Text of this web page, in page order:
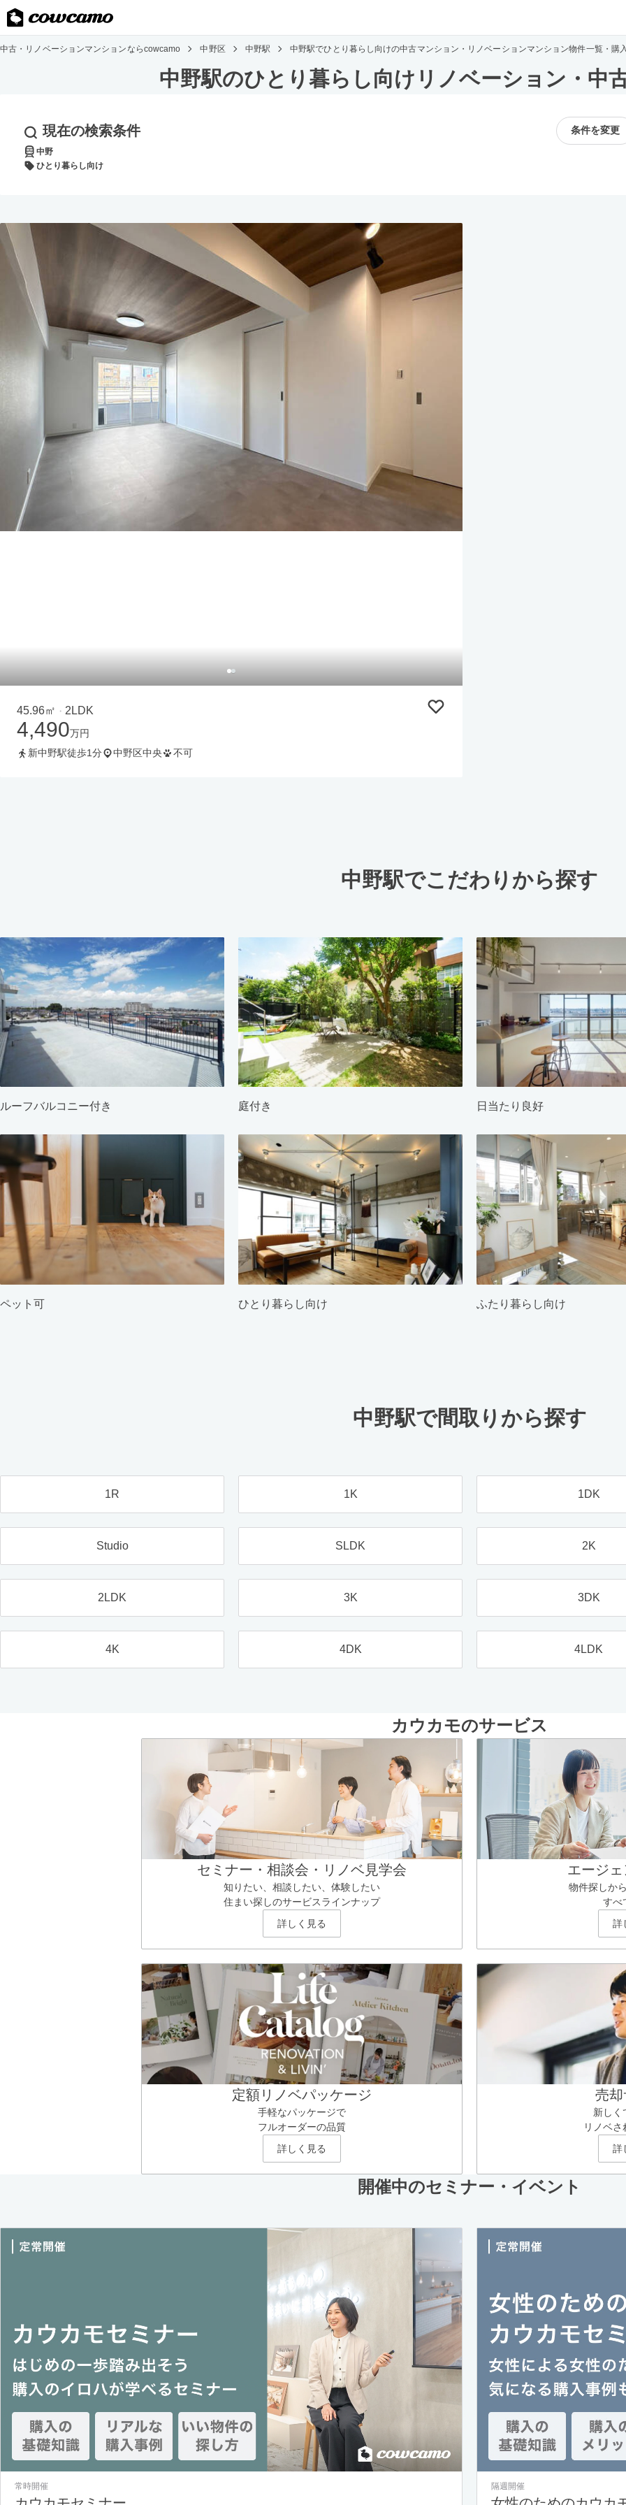
中古・リノベーションマンションならcowcamo 中野区 中野駅 中野駅でひとり暮らし向けの中古マンション・リノベーションマンション物件一覧・購
中野駅のひとり暮らし向けリノベーション・中
現在の検索条件 条件を変更
中野
ひとり暮らし向け
45.96㎡ ・ 2LDK
4,490万円
新中野駅徒歩1分
中野区中央 不可
中野駅でこだわりから探す
ルーフバルコニー付き 庭付き 日当たり良好
ペット可 ひとり暮らし向け ふたり暮らし向け
中野駅で間取りから探す
1R 1K 1DK
Studio SLDK 2K
2LDK 3K 3DK
4K 4DK 4LDK
カウカモのサービス
セミナー・相談会・リノベ見学会
知りたい、相談したい、体験したい
住まい探しのサービスラインナップ
詳しく見る
エージ
物件探しか
すべ
詳
定額リノベパッケージ
手軽なパッケージで
フルオーダーの品質
詳しく見る
売
新しく
リノベ
詳
開催中のセミナー・イベント
常時開催 隔週開催